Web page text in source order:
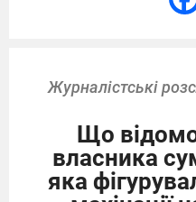
Журналістські
Що
власника
яка